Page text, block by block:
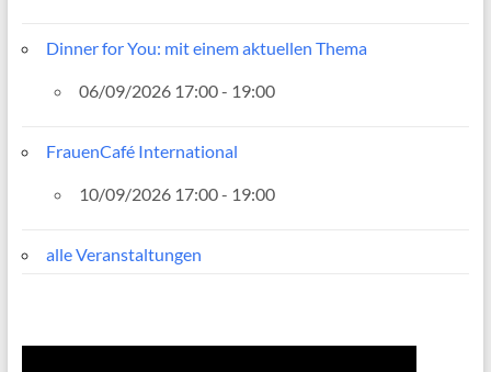
Dinner for You: mit einem aktuellen Thema
06/09/2026 17:00 - 19:00
FrauenCafé International
10/09/2026 17:00 - 19:00
alle Veranstaltungen